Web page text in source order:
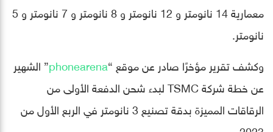
معمارية 14 نانومتر و 12 نانومتر و 8 نانومتر و 7 نانومتر و 5
نانومتر.
وكشف تقرير مؤخرًا صادر عن موقع “phonearena” الشهير
عن خطة شركة TSMC لبدء شحن الدفعة الأولى من
الرقاقات المميزة بدقة تصنيع 3 نانومتر في الربع الأول من